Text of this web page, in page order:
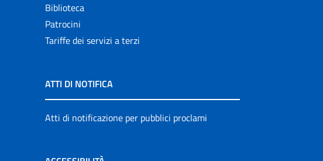
Biblioteca
Patrocini
Tariffe dei servizi a terzi
ATTI DI NOTIFICA
Atti di notificazione per pubblici proclami